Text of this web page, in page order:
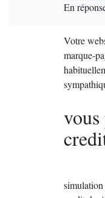
En
Votre
marque-